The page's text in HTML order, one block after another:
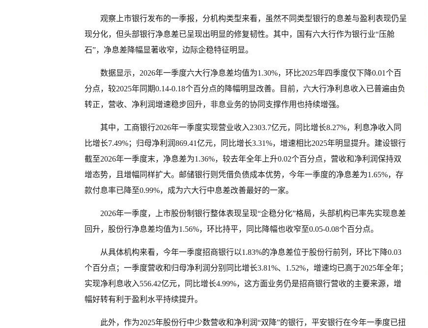
观察上市银行发布的一季报，分机构类型来看，虽然不同类型银行的息差与盈利表现仍呈
现分化，但头部银行净息差已呈现出明显的修复韧性。其中，国有六大行作为银行业“压舱
石”，净息差降幅显著收窄，边际企稳特征明显。
数据显示，2026年一季度六大行净息差均值为1.30%，环比2025年四季度仅下降0.01个百
分点，较2025年同期0.14-0.18个百分点的降幅明显改善。目前，六大行净利息收入已普遍由负
转正，营收、净利润增速稳步回升，非息业务的协同支撑作用也持续增强。
其中，工商银行2026年一季度实现营业收入2303.7亿元，同比增长8.27%，利息净收入同
比增长7.49%；归母净利润869.41亿元，同比增长3.31%，增速相比2025年明显提升。建设银行
截至2026年一季度末，净息差为1.36%，较去年全年上升0.02个百分点，营收和净利润保持双
增态势，且增幅同样扩大。邮储银行则凭借负债成本优势，今年一季度的净息差为1.65%，存
款付息率已降至0.99%，成为六大行中息差改善最好的一家。
2026年一季度，上市股份制银行整体表现呈现“企稳分化”格局，头部机构已率先实现息差
回升，股份行净息差均值为1.56%，环比持平，同比降幅也收窄至0.05-0.08个百分点。
从具体机构来看，今年一季度招商银行以1.83%的净息差位于股份行前列，环比下降0.03
个百分点；一季度营收和归母净利润分别同比增长3.81%、1.52%，增速均已高于2025年全年；
实现净利息收入556.42亿元，同比增长4.99%，这方面业务仍是招商银行营收的主要来源，增
幅好转有利于盈利水平持续提升。
此外，作为2025年股份行中少数营收和净利润“双降”的银行，平安银行在今年一季度已扭